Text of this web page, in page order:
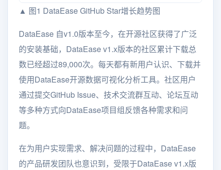
▲ 图1 DataEase GitHub Star增长趋势图
DataEase 自v1.0版本至今，在开源社区获得了广泛
的安装基础，DataEase v1.x版本的社区累计下载总
数已经超过89,000次。每天都有新用户认识、下载并
使用DataEase开源数据可视化分析工具。社区用户
通过提交GitHub Issue、技术交流群互动、论坛互动
等多种方式向DataEase项目组反馈各种需求和问
题。
在为用户实现需求、解决问题的过程中，DataEase
的产品研发团队也意识到，受限于DataEase v1.x版